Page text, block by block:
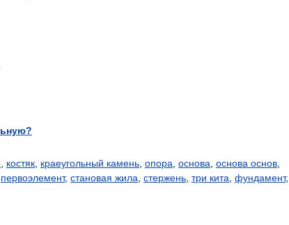
костяк краеугольный камень опора основа основа основ
первоэлемент, становая жила стержень три кита фундамент,